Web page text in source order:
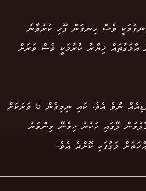
ވެސް ހިނގަން ފޫހި ކުރުވާނެ
އާމަގުތައް ޚިޔާރު ކުރުމަކީ ވެސް ވަރަށް
ހިނގުމަކަށް ވަކި ގަނޑިއެއް ނުވެ އެވެ. ކައި ނިމިގެން 5 ވަރަކަށް
ލޭގައި ހަކުރު ހިމެނޭ މިންވަރު
މަގުފަހި ކޮށްދެ އެވެ.